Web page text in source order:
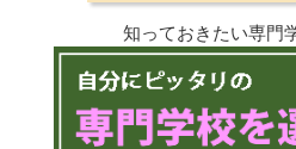
知っておきたい専門